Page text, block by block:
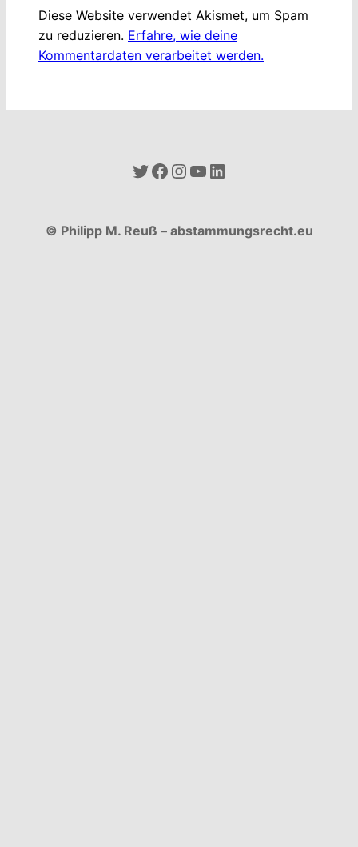
Diese Website verwendet Akismet, um Spam
zu reduzieren. Erfahre, wie deine
Kommentardaten verarbeitet werden.
Twitter
Facebook
Instagram
YouTube
LinkedIn
© Philipp M. Reuß – abstammungsrecht.eu